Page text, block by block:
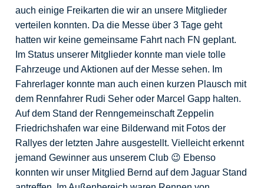
auch einige Freikarten die wir an unsere Mitglieder
verteilen konnten. Da die Messe über 3 Tage geht
hatten wir keine gemeinsame Fahrt nach FN geplant.
Im Status unserer Mitglieder konnte man viele tolle
Fahrzeuge und Aktionen auf der Messe sehen. Im
Fahrerlager konnte man auch einen kurzen Plausch mit
dem Rennfahrer Rudi Seher oder Marcel Gapp halten.
Auf dem Stand der Renngemeinschaft Zeppelin
Friedrichshafen war eine Bilderwand mit Fotos der
Rallyes der letzten Jahre ausgestellt. Vielleicht erkennt
jemand Gewinner aus unserem Club 😉 Ebenso
konnten wir unser Mitglied Bernd auf dem Jaguar Stand